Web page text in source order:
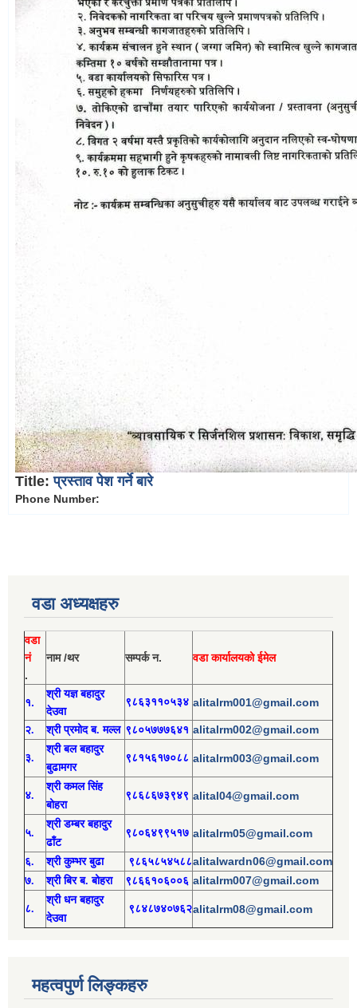
Title:प्रस्ताव पेश गर्ने बारे
Phone Number:
वडा अध्यक्षहरु
वडा
नं
.
नाम /थर सम्पर्क न. वडा कार्यालयको ईमेल
१.
श्री यज्ञ बहादुर
देउवा
९८६३११०५३४ alitalrm001@gmail.com
२. श्रीप्रमोदब. मल्ल ९८०५७७७६४१ alitalrm002@gmail.com
३.
श्रीबल बहादुर
बुढामगर
९८१५६१७०८८ alitalrm003@gmail.com
४.
श्री कमल सिंह
बोहरा
९८६८६७३९४९ alital04@gmail.com
५.
श्री डम्बर बहादुर
ढाँट
९८०६४९९५१७ alitalrm05@gmail.com
६. श्री कुम्भर बुढा ९८६५८५४५८८alitalwardn06@gmail.com
७. श्री बिर ब. बोहरा ९८६६१०६००६ alitalrm007@gmail.com
८.
श्री धन बहादुर
देउवा
९८४८७४०७६२alitalrm08@gmail.com
महत्वपुर्ण लिङ्कहरु